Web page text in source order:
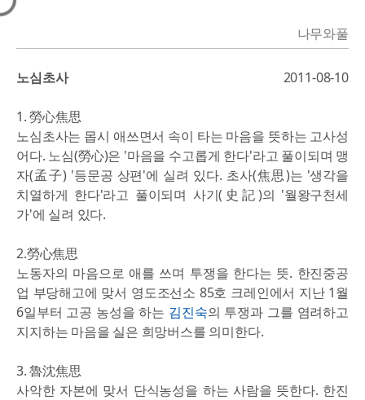
나무와풀
노심초사 2011-08-10
1. 勞心焦思
노심초사는 몹시 애쓰면서 속이 타는 마음을 뜻하는 고사성
어다. 노심(勞心)은 '마음을 수고롭게 한다'라고 풀이되며 맹
자(孟子) '등문공 상편'에 실려 있다. 초사(焦思)는 '생각을
치열하게 한다'라고 풀이되며 사기(史記)의 '월왕구천세
가'에 실려 있다.
2.勞心焦思
노동자의 마음으로 애를 쓰며 투쟁을 한다는 뜻. 한진중공
업 부당해고에 맞서 영도조선소 85호 크레인에서 지난 1월
6일부터 고공 농성을 하는 김진숙의 투쟁과 그를 염려하고
지지하는 마음을 실은 희망버스를 의미한다.
3. 魯沈焦思
사악한 자본에 맞서 단식농성을 하는 사람을 뜻한다. 한진